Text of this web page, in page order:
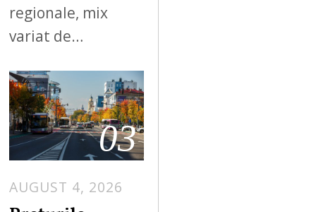
regionale, mix
variat de…
03
AUGUST 4, 2026